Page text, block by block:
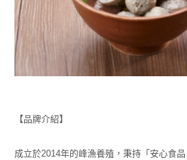
【品牌介紹】
成立於2014年的峰漁養殖，秉持「安心食